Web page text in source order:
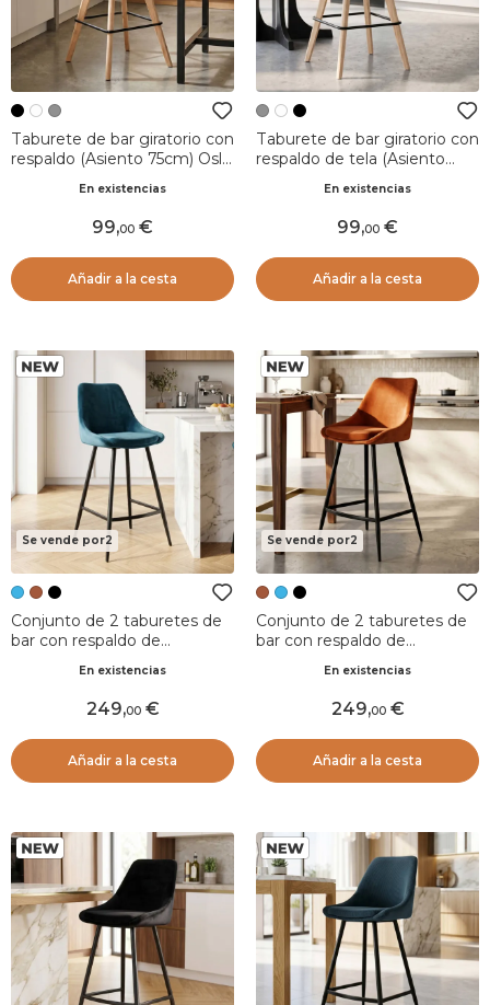
Taburete de bar giratorio con
respaldo (Asiento 75cm) Osla
En existencias
99,00
Añadir a la cesta
Taburete de bar giratorio con
respaldo de tela (Asiento
En existencias
99,00
Añadir a la cesta
Se vende por2
Conjunto de 2 taburetes de
bar con respaldo de
Juno Azul oscuro
En existencias
249,00
Añadir a la cesta
Se vende por2
Conjunto de 2 taburetes de
bar con respaldo de
Juno CognacEn existencias
249,00
Añadir a la cesta